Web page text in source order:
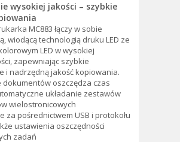
wysokiej jakości – szybkie
MC883 łączy w sobie
wiodącą technologią druku LED ze
LED w wysokiej
zapewniając szybkie
i nadrzędną jakość kopiowania.
dokumentów oszczędza czas
układanie zestawów
wielostronicowych
za pośrednictwem USB i protokołu
ustawienia oszczędności
zadań